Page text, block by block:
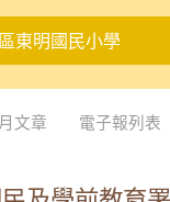
東明國民小學
文章 電子報列表